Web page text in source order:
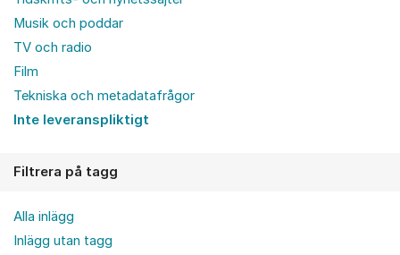
Musik och poddar
TV och radio
Film
Tekniska och metadatafrågor
Inte leveranspliktigt
Filtrera på tagg
Alla inlägg
Inlägg utan tagg